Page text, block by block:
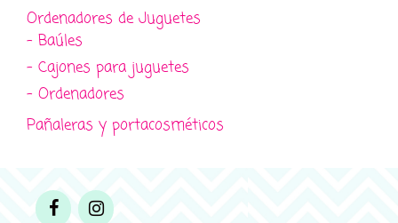
Ordenadores de Juguetes
- Baúles
- Cajones para juguetes
- Ordenadores
Pañaleras y portacosméticos